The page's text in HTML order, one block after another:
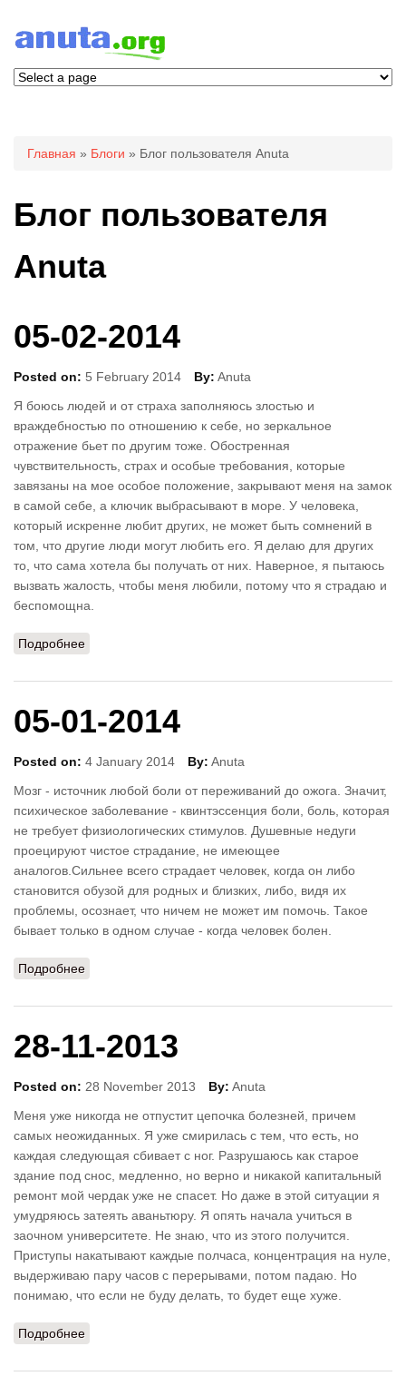
Вы здесь
Главная » Блоги » Блог пользователя Anuta
Блог пользователя
Anuta
05-02-2014
Posted on: 5 February 2014 By: Anuta
Я боюсь людей и от страха заполняюсь злостью и
враждебностью по отношению к себе, но зеркальное
отражение бьет по другим тоже. Обостренная
чувствительность, страх и особые требования, которые
завязаны на мое особое положение, закрывают меня на замок
в самой себе, а ключик выбрасывают в море. У человека,
который искренне любит других, не может быть сомнений в
том, что другие люди могут любить его. Я делаю для других
то, что сама хотела бы получать от них. Наверное, я пытаюсь
вызвать жалость, чтобы меня любили, потому что я страдаю и
беспомощна.
Подробнее
05-01-2014
Posted on: 4 January 2014 By: Anuta
Мозг - источник любой боли от переживаний до ожога. Значит,
психическое заболевание - квинтэссенция боли, боль, которая
не требует физиологических стимулов. Душевные недуги
проецируют чистое страдание, не имеющее
аналогов.Сильнее всего страдает человек, когда он либо
становится обузой для родных и близких, либо, видя их
проблемы, осознает, что ничем не может им помочь. Такое
бывает только в одном случае - когда человек болен.
Подробнее
28-11-2013
Posted on: 28 November 2013 By: Anuta
Меня уже никогда не отпустит цепочка болезней, причем
самых неожиданных. Я уже смирилась с тем, что есть, но
каждая следующая сбивает с ног. Разрушаюсь как старое
здание под снос, медленно, но верно и никакой капитальный
ремонт мoй чердак уже не спасет. Но даже в этой ситуации я
умудряюсь затеять аваньтюру. Я опять начала учиться в
заочном университете. Не знаю, что из этого получится.
Приступы накатывают каждые полчаса, концентрация на нуле,
выдерживаю пару часов с перерывами, потом падаю. Но
понимаю, что если не буду делать, то будет еще хуже.
Подробнее